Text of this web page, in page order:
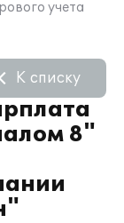
учета
8"
К списку